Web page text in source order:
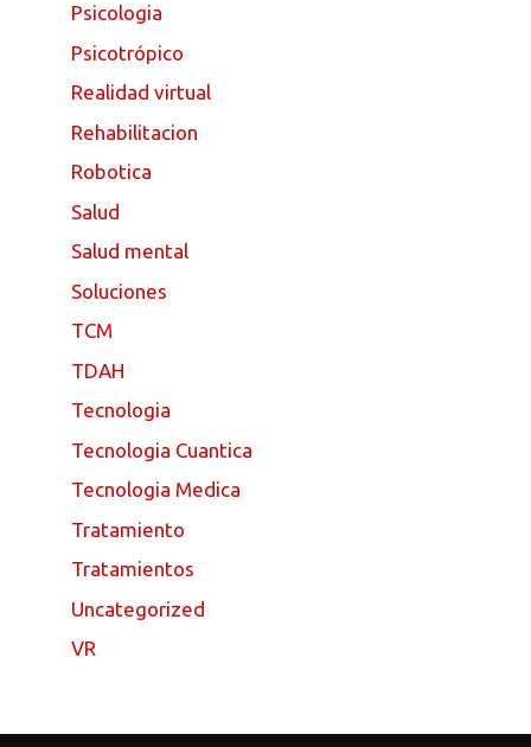
Psicologia
Psicotrópico
Realidad virtual
Rehabilitacion
Robotica
Salud
Salud mental
Soluciones
TCM
TDAH
Tecnologia
Tecnologia Cuantica
Tecnologia Medica
Tratamiento
Tratamientos
Uncategorized
VR